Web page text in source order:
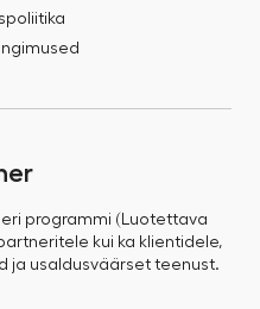
programmi (Luotettava
kui ka klientidele,
ja usaldusväärset teenust.